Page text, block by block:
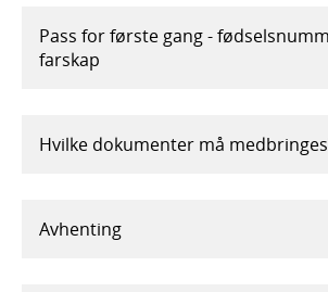
Pass for første gang -
farskap
Hvilke dokumenter må
Avhenting